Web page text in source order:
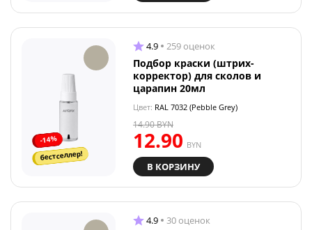
-14%
бестселлер!
4.9 259 оценок
Подбор краски (штрих-
корректор) для сколов и
царапин 20мл
Цвет: RAL 7032 (Pebble Grey)
12.90 BYN
14.90BYN
В КОРЗИНУ
4.9 30 оценок